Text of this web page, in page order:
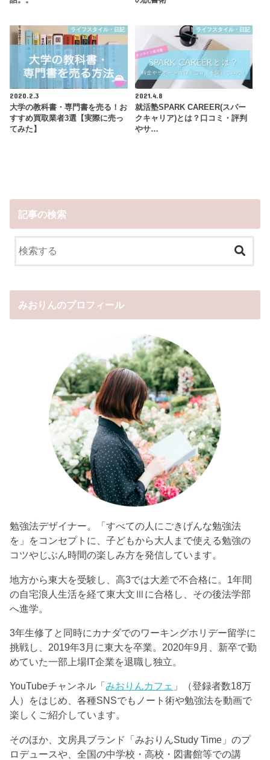
ライフスタイル・日記
2020.2.3
大学の教科書・専門書を売る！お
すすめ買取業者3選【実際に売っ
てみた】
ライフスタイル・日記
2021.4.8
就活塾SPARK CAREER(スパー
クキャリア)とは？口コミ・評判
やサ…
記事の検索
みおりんのプロフィール
勉強法デザイナー。「すべての人にごきげんな勉強法
を」をコンセプトに、子どもから大人まで使える勉強の
コツやじぶん時間の楽しみ方を発信しています。
地方から東大を受験し、高3では大差で不合格に。1年間
の自宅浪人生活を経て東大文Ⅲに合格し、その後法学部
へ進学。
3年生修了と同時にカナダでのワーキングホリデー留学に
挑戦し、2019年3月に東大を卒業。2020年9月、新卒で勤
めていた一部上場IT企業を退職し独立。
YouTubeチャンネル「みおりんカフェ 」（登録者数18万
人）をはじめ、各種SNSでもノート術や勉強法を動画で
楽しくご紹介しています。
そのほか、文房具ブランド「みおりんStudy Time」のプ
ロデュースや、全国の中学校・高校・図書館等での講